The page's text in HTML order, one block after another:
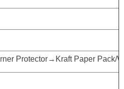
Protector→Kraft Paper Pack/